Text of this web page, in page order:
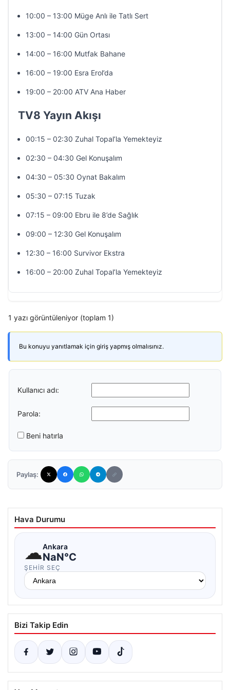
10:00 – 13:00 Müge Anlı ile Tatlı Sert
13:00 – 14:00 Gün Ortası
14:00 – 16:00 Mutfak Bahane
16:00 – 19:00 Esra Erol’da
19:00 – 20:00 ATV Ana Haber
TV8 Yayın Akışı
00:15 – 02:30 Zuhal Topal’la Yemekteyiz
02:30 – 04:30 Gel Konuşalım
04:30 – 05:30 Oynat Bakalım
05:30 – 07:15 Tuzak
07:15 – 09:00 Ebru ile 8’de Sağlık
09:00 – 12:30 Gel Konuşalım
12:30 – 16:00 Survivor Ekstra
16:00 – 20:00 Zuhal Topal’la Yemekteyiz
1 yazı görüntüleniyor (toplam 1)
Bu konuyu yanıtlamak için giriş yapmış olmalısınız.
Kullanıcı adı:
Parola:
Beni hatırla
Paylaş:
Hava Durumu
☁Ankara
NaN°C
ŞEHIR SEÇ
Bizi Takip Edin